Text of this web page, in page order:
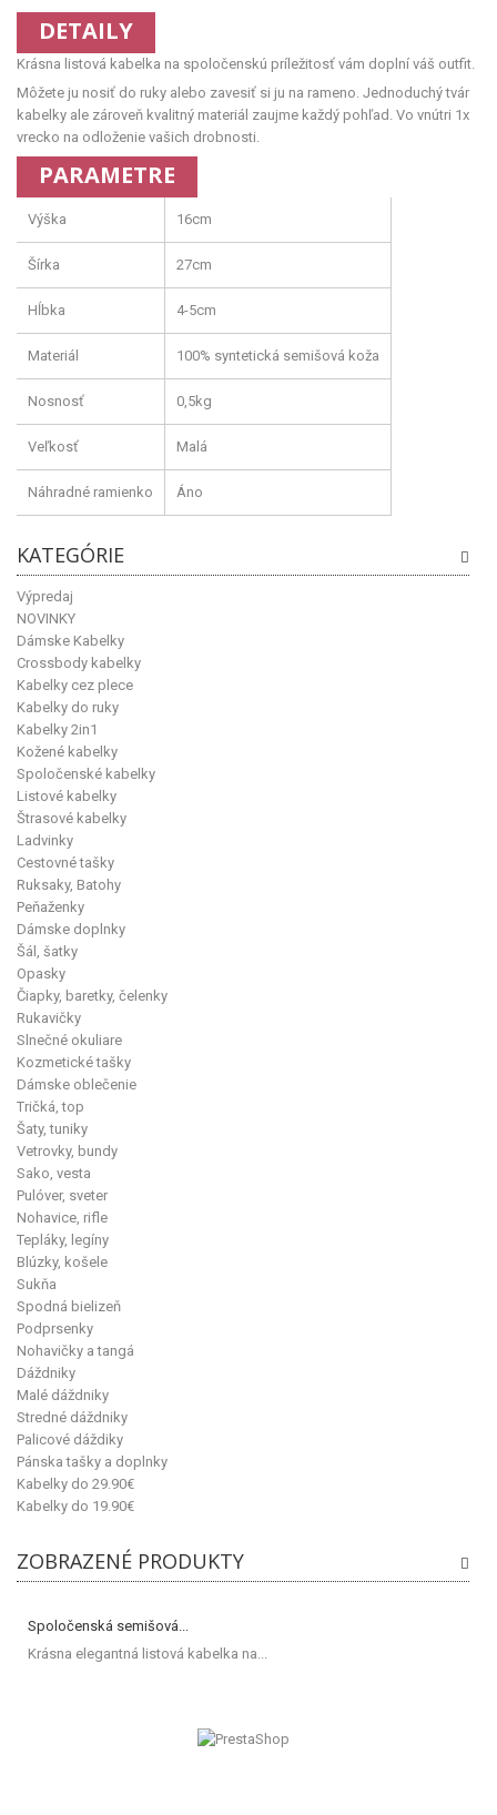
KATEGÓRIE
Výpredaj
NOVINKY
Dámske Kabelky
Crossbody kabelky
Kabelky cez plece
Kabelky do ruky
Kabelky 2in1
Kožené kabelky
Spoločenské kabelky
Listové kabelky
Štrasové kabelky
Ladvinky
Cestovné tašky
Ruksaky, Batohy
Peňaženky
Dámske doplnky
Šál, šatky
Opasky
Čiapky, baretky, čelenky
Rukavičky
Slnečné okuliare
Kozmetické tašky
Dámske oblečenie
Tričká, top
Šaty, tuniky
Vetrovky, bundy
Sako, vesta
Pulóver, sveter
Nohavice, rifle
Tepláky, legíny
Blúzky, košele
Sukňa
Spodná bielizeň
Podprsenky
Nohavičky a tangá
Dáždniky
Malé dáždniky
Stredné dáždniky
Palicové dáždiky
Pánska tašky a doplnky
Kabelky do 29.90€
Kabelky do 19.90€
ZOBRAZENÉ PRODUKTY
Spoločenská semišová...
Krásna elegantná listová kabelka na...
DETAILY
Krásna listová kabelka na spoločenskú príležitosť vám doplní váš outfit.
Môžete ju nosiť do ruky alebo zavesiť si ju na rameno. Jednoduchý tvár
kabelky ale zároveň kvalitný materiál zaujme každý pohľad. Vo vnútri 1x
vrecko na odloženie vašich drobnosti.
PARAMETRE
Výška 16cm
Šírka 27cm
Hĺbka 4-5cm
Materiál 100% syntetická semišová koža
Nosnosť 0,5kg
Veľkosť Malá
Náhradné ramienko Áno